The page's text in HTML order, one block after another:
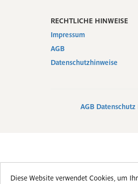
Rechtliche Hinweise
Impressum
AGB
Datenschutzhinweise
AGB Datenschutz
Diese Website verwendet Cookies, um